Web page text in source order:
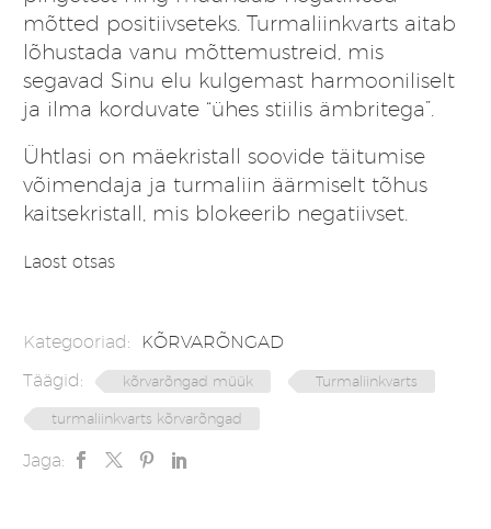
mõtted positiivseteks. Turmaliinkvarts aitab
lõhustada vanu mõttemustreid, mis
segavad Sinu elu kulgemast harmooniliselt
ja ilma korduvate “ühes stiilis ämbritega”.
Ühtlasi on mäekristall soovide täitumise
võimendaja ja turmaliin äärmiselt tõhus
kaitsekristall, mis blokeerib negatiivset.
Laost otsas
Kategooriad:
KÕRVARÕNGAD
Täägid:
kõrvarõngad müük Turmaliinkvarts
turmaliinkvarts kõrvarõngad
Jaga: